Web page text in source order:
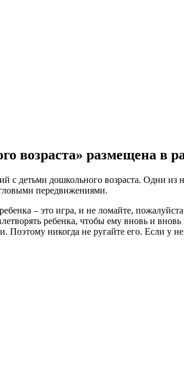
возраста» размещена в
с детьми дошкольного возраста. Одни из
передвижениями.
– это игра, и не ломайте,
ребенка, чтобы ему вновь и вновь
никогда не ругайте его. Если у